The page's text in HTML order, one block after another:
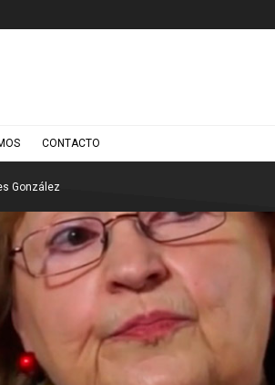
CONTACTO
González